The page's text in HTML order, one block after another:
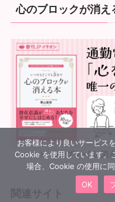
心のブロックが消え
お客様により良いサービス
Cookie を使用しています。
場合、Cookie の使用に
OK